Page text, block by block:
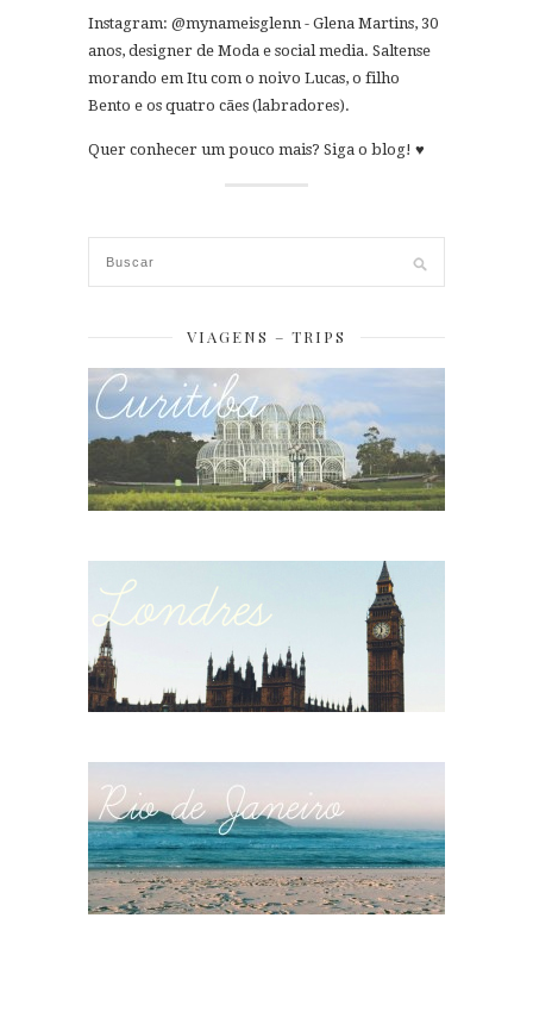
Instagram: @mynameisglenn - Glena Martins, 30
anos, designer de Moda e social media. Saltense
morando em Itu com o noivo Lucas, o filho
Bento e os quatro cães (labradores).
Quer conhecer um pouco mais? Siga o blog! ♥
VIAGENS – TRIPS